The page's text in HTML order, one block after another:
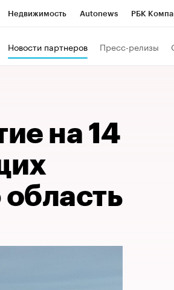
Недвижимость Autonews РБК
Технологии и медиа
Новости партнеров Пресс-релизы
на 14